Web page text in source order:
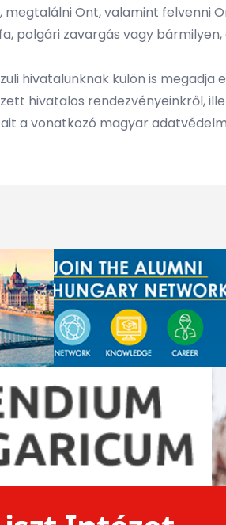
Önt, valamint felvenni
polgári zavargás vagy
hivatalunknak külön is
hivatalos rendezvényeinkről,
a vonatkozó magyar